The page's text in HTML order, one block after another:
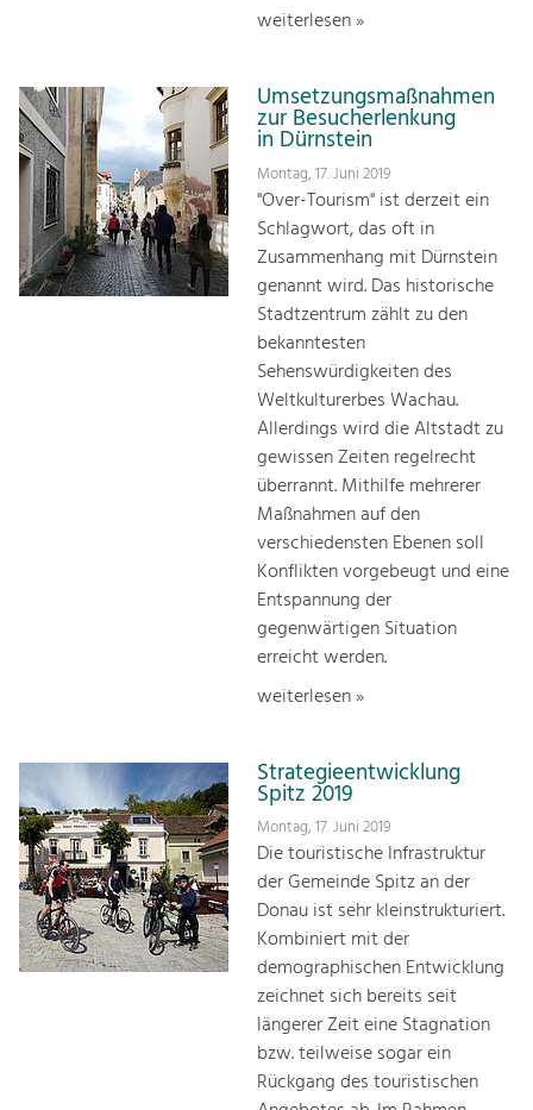
weiterlesen »
Umsetzungsmaßnahmen
zur Besucherlenkung
in Dürnstein
Montag, 17. Juni 2019
"Over-Tourism" ist derzeit ein
Schlagwort, das oft in
Zusammenhang mit Dürnstein
genannt wird. Das historische
Stadtzentrum zählt zu den
bekanntesten
Sehenswürdigkeiten des
Weltkulturerbes Wachau.
Allerdings wird die Altstadt zu
gewissen Zeiten regelrecht
überrannt. Mithilfe mehrerer
Maßnahmen auf den
verschiedensten Ebenen soll
Konflikten vorgebeugt und eine
Entspannung der
gegenwärtigen Situation
erreicht werden.
weiterlesen »
Strategieentwicklung
Spitz 2019
Montag, 17. Juni 2019
Die touristische Infrastruktur
der Gemeinde Spitz an der
Donau ist sehr kleinstrukturiert.
Kombiniert mit der
demographischen Entwicklung
zeichnet sich bereits seit
längerer Zeit eine Stagnation
bzw. teilweise sogar ein
Rückgang des touristischen